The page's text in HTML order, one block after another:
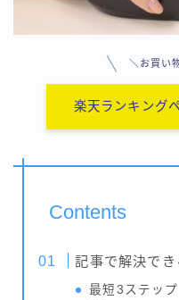
用語集-は行
用語集-ま行
用語集-や行・わ
＼お買い
楽天ランキング
Contents
記事で解決でき
最短3ステッ